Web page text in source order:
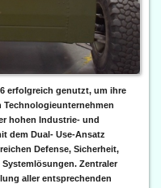
erfolgreich genutzt, um ihre
hohen Industrie- und
dem Dual- Use-Ansatz
Defense, Sicherheit,
Zentraler
aller entsprechenden